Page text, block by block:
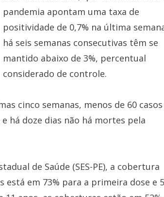
pandemia apontam uma taxa de
positividade de 0,7% na última
há seis semanas consecutivas têm se
mantido abaixo de 3%, percentual
considerado de controle.
cinco semanas, menos de 60 casos
há doze dias não há mortes pela
de Saúde (SES-PE), a cobertura
está em 73% para a primeira dose e